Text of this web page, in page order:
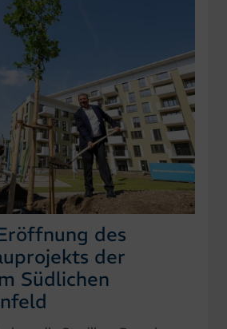
des
der
Südlichen